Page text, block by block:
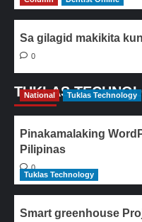
Sa gilagid makikita
0
TUKLAS
National Tuklas Technology
Pinakamalaking
Pilipinas
0
Tuklas Technology
Smart greenhouse